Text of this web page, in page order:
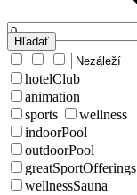
Hľadať
hotelClub
animation
sports
wellness
indoorPool
outdoorPool
greatSportOfferings
wellnessSauna